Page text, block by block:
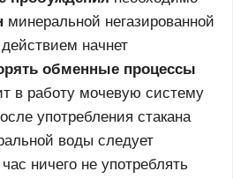
минеральной негазированной
начнет
обменные процессы
в работу мочевую систему
употребления стакана
воды следует
ничего не употреблять